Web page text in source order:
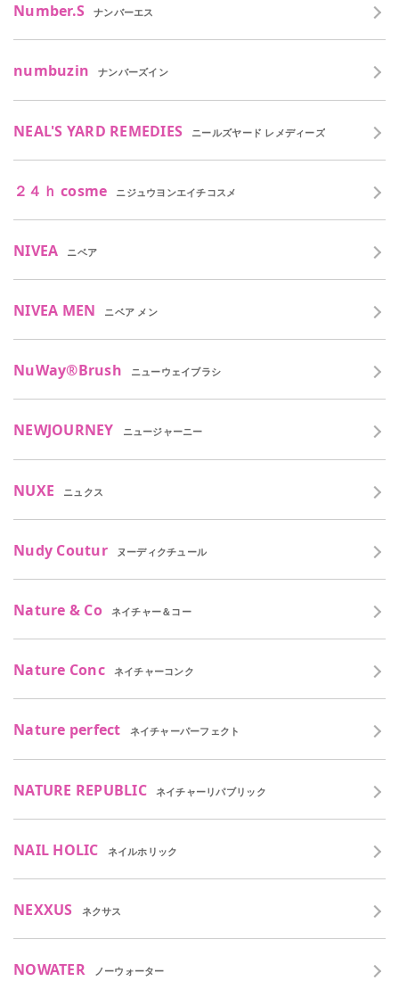
Number.S ナンバーエス
numbuzin ナンバーズイン
NEAL'S YARD REMEDIES ニールズヤード レメディーズ
２４ｈ cosme ニジュウヨンエイチコスメ
NIVEA ニベア
NIVEA MEN ニベア メン
NuWay®Brush ニューウェイブラシ
NEWJOURNEY ニュージャーニー
NUXE ニュクス
Nudy Coutur ヌーディクチュール
Nature & Co ネイチャー＆コー
Nature Conc ネイチャーコンク
Nature perfect ネイチャーパーフェクト
NATURE REPUBLIC ネイチャーリパブリック
NAIL HOLIC ネイルホリック
NEXXUS ネクサス
NOWATER ノーウォーター